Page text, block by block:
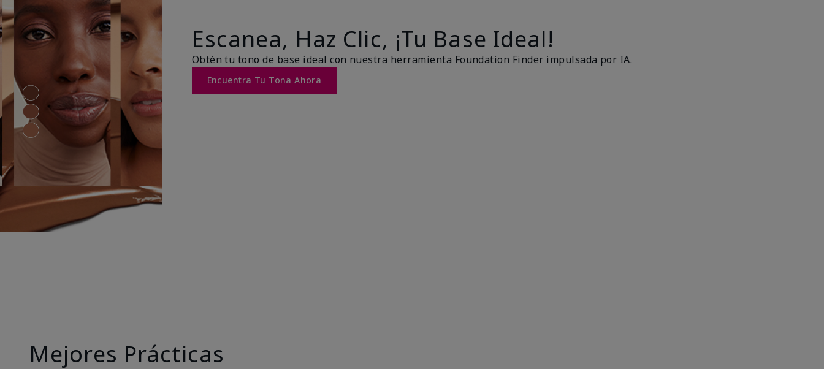
Escanea, Haz Clic, ¡Tu Base Ideal!
Obtén tu tono de base ideal con nuestra herramienta Foundation Finder impulsada por IA.
Encuentra Tu Tona Ahora
Mejores Prácticas